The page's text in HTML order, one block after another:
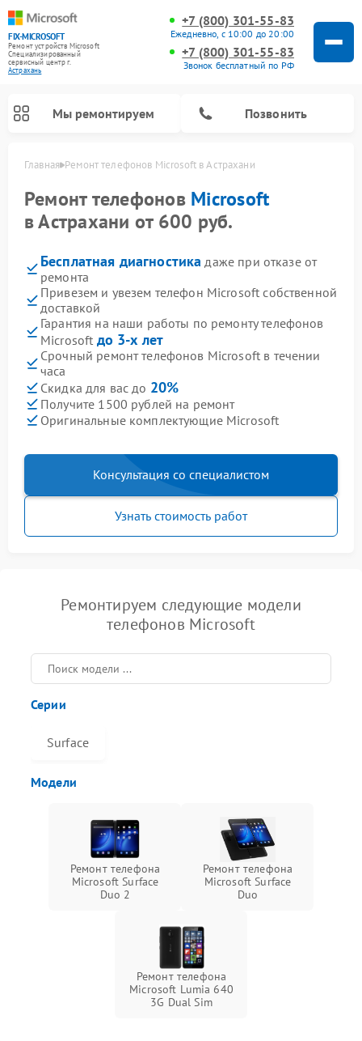
FIX-MICROSOFT
Ремонт устройств Microsoft
Специализированный
cервисный центр г.
Астрахань
+7 (800) 301-55-83
Ежедневно, с 10:00 до 20:00
+7 (800) 301-55-83
Звонок бесплатный по РФ
Мы ремонтируем Позвонить
Главная Ремонт телефонов Microsoft в Астрахани
Ремонт телефонов Microsoft
в Астрахани от 600 руб.
Бесплатная диагностика даже при отказе от
ремонта
Привезем и увезем телефон Microsoft собственной
доставкой
Гарантия на наши работы по ремонту телефонов
Microsoft до 3-х лет
Срочный ремонт телефонов Microsoft в течении
часа
Скидка для вас до 20%
Получите 1500 рублей на ремонт
Оригинальные комплектующие Microsoft
Консультация со специалистом
Узнать стоимость работ
Ремонтируем следующие модели
телефонов Microsoft
Серии
Surface
Модели
Ремонт телефона
Microsoft Surface
Duo 2
Ремонт телефона
Microsoft Surface
Duo
Ремонт телефона
Microsoft Lumia 640
3G Dual Sim